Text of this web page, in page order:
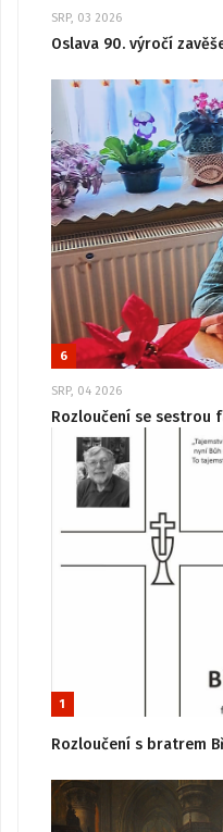
SRP, 03 2026
Oslava 90. výročí
6
SRP, 04 2026
Rozloučení se sestrou
1
Rozloučení s bratrem